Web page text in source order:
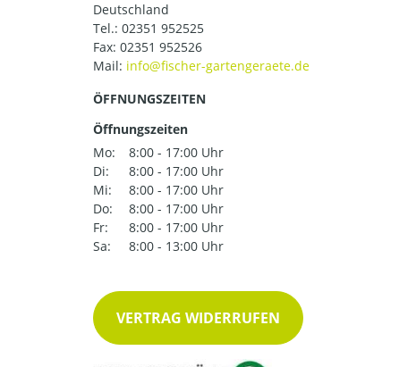
Deutschland
Tel.: 02351 952525
Fax: 02351 952526
Mail:
ÖFFNUNGSZEITEN
Öffnungszeiten
Mo:
8:00 - 17:00 Uhr
Di:
8:00 - 17:00 Uhr
Mi:
8:00 - 17:00 Uhr
Do:
8:00 - 17:00 Uhr
Fr:
8:00 - 17:00 Uhr
Sa:
8:00 - 13:00 Uhr
VERTRAG WIDERRUFEN